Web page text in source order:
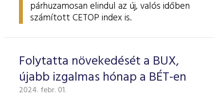
párhuzamosan elindul az új, valós időben
számított CETOP index is.
Folytatta növekedését a BUX,
újabb izgalmas hónap a BÉT-en
2024. febr. 01.